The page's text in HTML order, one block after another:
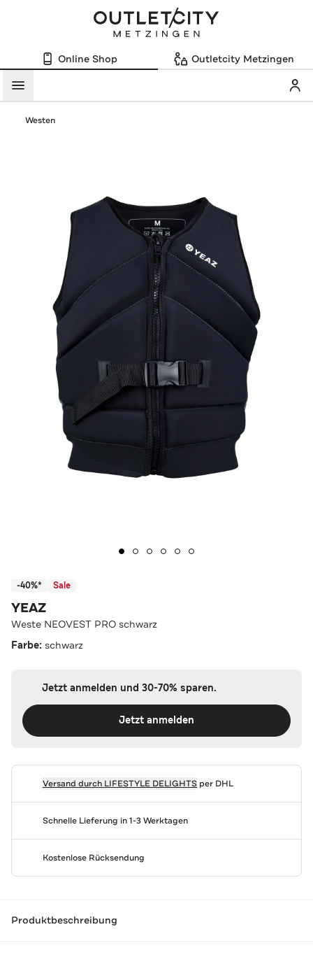
Online Shop Outletcity Metzingen
Menü
Westen
-40%* Sale
YEAZ
Weste NEOVEST PRO schwarz
Farbe: schwarz
Jetzt anmelden und 30-70% sparen.
Jetzt anmelden
Versand durch LIFESTYLE DELIGHTSper DHL
Schnelle Lieferung in 1-3 Werktagen
Kostenlose Rücksendung
Produktbeschreibung